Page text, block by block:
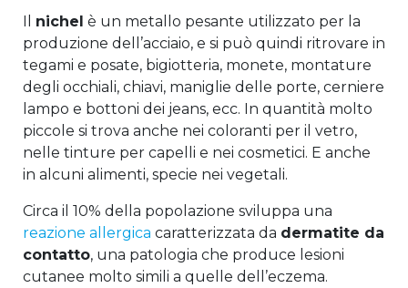
Il nichel è un metallo pesante utilizzato per la
produzione dell’acciaio, e si può quindi ritrovare in
tegami e posate, bigiotteria, monete, montature
degli occhiali, chiavi, maniglie delle porte, cerniere
lampo e bottoni dei jeans, ecc. In quantità molto
piccole si trova anche nei coloranti per il vetro,
nelle tinture per capelli e nei cosmetici. E anche
in alcuni alimenti, specie nei vegetali.
Circa il 10% della popolazione sviluppa una
reazione allergica caratterizzata da dermatite da
contatto, una patologia che produce lesioni
cutanee molto simili a quelle dell’eczema.